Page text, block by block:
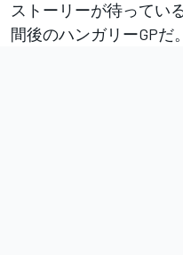
ストーリーが待ってい
間後のハンガリーGPだ。